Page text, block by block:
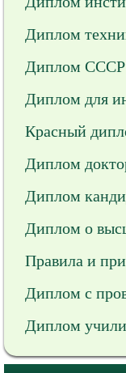
Диплом
Диплом СССР
Диплом для
Красный
Диплом
Диплом
Диплом о
Правила и
Диплом с
Диплом